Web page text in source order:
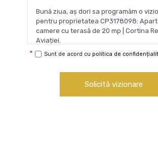
Sunt de acord cu politica de
Solicită vizionare